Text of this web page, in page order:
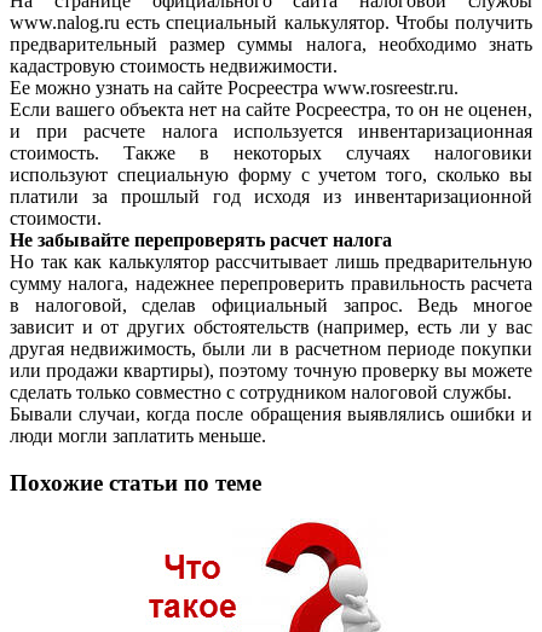
www.nalog.ru есть специальный калькулятор. Чтобы получить
предварительный размер суммы налога, необходимо знать
кадастровую стоимость недвижимости.
Ее можно узнать на сайте Росреестра www.rosreestr.ru.
Если вашего объекта нет на сайте Росреестра, то он не оценен,
и при расчете налога используется инвентаризационная
стоимость. Также в некоторых случаях налоговики
используют специальную форму с учетом того, сколько вы
платили за прошлый год исходя из инвентаризационной
стоимости.
Не забывайте перепроверять расчет налога
Но так как калькулятор рассчитывает лишь предварительную
сумму налога, надежнее перепроверить правильность расчета
в налоговой, сделав официальный запрос. Ведь многое
зависит и от других обстоятельств (например, есть ли у вас
другая недвижимость, были ли в расчетном периоде покупки
или продажи квартиры), поэтому точную проверку вы можете
сделать только совместно с сотрудником налоговой службы.
Бывали случаи, когда после обращения выявлялись ошибки и
люди могли заплатить меньше.
Похожие статьи по теме